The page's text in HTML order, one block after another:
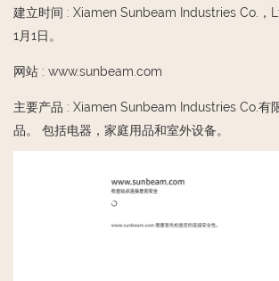
建立时间 : Xiamen Sunbeam Industries Co.，
1月1日。
网站 : www.sunbeam.com
主要产品 : Xiamen Sunbeam Industries Co.有
品。 包括电器，家庭用品和室外设备。